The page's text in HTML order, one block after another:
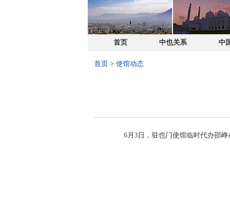
首页 中也关系 中
首页 > 使馆动态
6月3日，驻也门使馆临时代办邵